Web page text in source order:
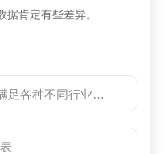
肯定有些差异。
种不同行业的需求